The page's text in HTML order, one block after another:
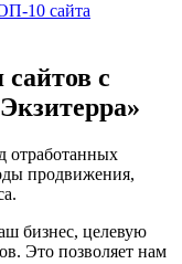
10 сайта
с
отработанных
продвижения,
бизнес, целевую
Это позволяет нам